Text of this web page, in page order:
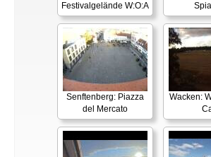
Festivalgelände W:O:A
Senftenberg: Piazza
del Mercato
Wacken: